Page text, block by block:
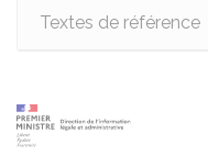
Textes de référence